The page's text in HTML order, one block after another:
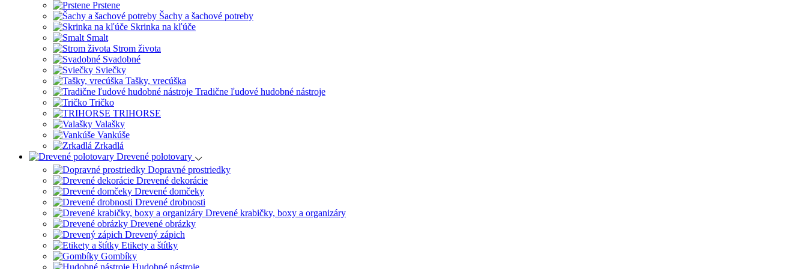
Prstene
Šachy a šachové potreby
Skrinka na kľúče
Smalt
Strom života
Svadobné
Sviečky
Tašky, vrecúška
Tradične ľudové hudobné nástroje
Tričko
TRIHORSE
Valašky
Vankúše
Zrkadlá
Drevené polotovary
Dopravné prostriedky
Drevené dekorácie
Drevené domčeky
Drevené drobnosti
Drevené krabičky, boxy a organizáry
Drevené obrázky
Drevený zápich
Etikety a štítky
Gombíky
Hudobné nástroje